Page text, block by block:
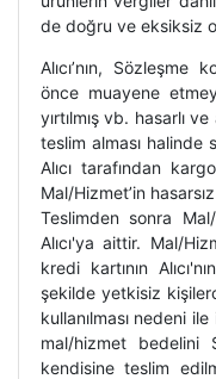
de doğru ve eksiksiz
Alıcı’nın, Sözleşme
önce muayene
yırtılmış vb. hasarlı
teslim alması halinde
Alıcı tarafından
Mal/Hizmet’in
Teslimden sonra
Alıcı'ya aittir. Mal/
kredi kartının
şekilde yetkisiz
kullanılması nedeni
mal/hizmet bedelini
kendisine teslim